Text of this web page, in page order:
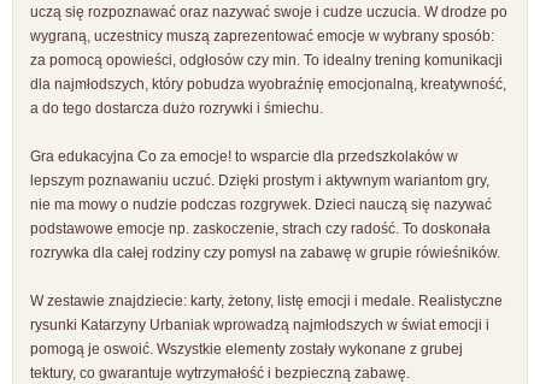
uczą się rozpoznawać oraz nazywać swoje i cudze uczucia. W drodze po
wygraną, uczestnicy muszą zaprezentować emocje w wybrany sposób:
za pomocą opowieści, odgłosów czy min. To idealny trening komunikacji
dla najmłodszych, który pobudza wyobraźnię emocjonalną, kreatywność,
a do tego dostarcza dużo rozrywki i śmiechu.
Gra edukacyjna Co za emocje! to wsparcie dla przedszkolaków w
lepszym poznawaniu uczuć. Dzięki prostym i aktywnym wariantom gry,
nie ma mowy o nudzie podczas rozgrywek. Dzieci nauczą się nazywać
podstawowe emocje np. zaskoczenie, strach czy radość. To doskonała
rozrywka dla całej rodziny czy pomysł na zabawę w grupie rówieśników.
W zestawie znajdziecie: karty, żetony, listę emocji i medale. Realistyczne
rysunki Katarzyny Urbaniak wprowadzą najmłodszych w świat emocji i
pomogą je oswoić. Wszystkie elementy zostały wykonane z grubej
tektury, co gwarantuje wytrzymałość i bezpieczną zabawę.